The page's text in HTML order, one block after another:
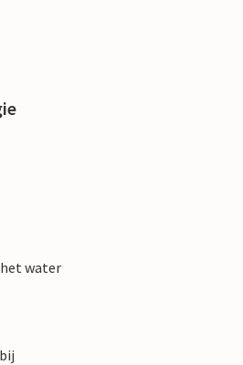
water